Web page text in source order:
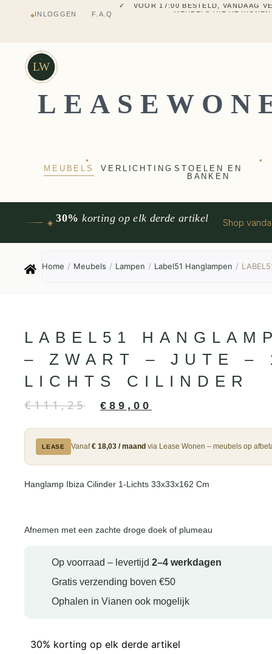
◆INLOGGEN F.A.Q
✓ MEUBELS UIT VT WONEN
LW
MEUBELS
◆
VERLICHTING STOELEN EN
BANKEN
◆
◈ 30% korting op elk derde artikel Shop
Home / Meubels / Lampen / Label51 Hanglampen /
LABEL51
– ZWART – JUTE –
LICHTS CILINDER
€111,25 € 89,00
LEASE Vanaf€ 18,03 / maand via Lease Wonen – meubels op
Hanglamp Ibiza Cilinder 1-Lichts 33x33x162 Cm
Afnemen met een zachte droge doek of plumeau
Op voorraad – levertijd 2–4 werkdagen
Gratis verzending boven €50
Ophalen in Vianen ook mogelijk
30% korting op elk derde artikel